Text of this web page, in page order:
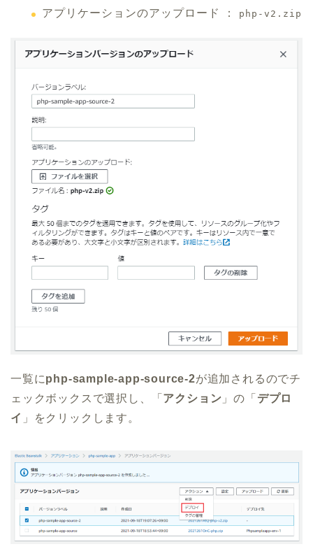
アプリケーションのアップロード ： php-v2.zip
一覧にphp-sample-app-source-2が追加されるのでチ
ェックボックスで選択し、「 アクション 」の「 デプロ
イ 」をクリックします。